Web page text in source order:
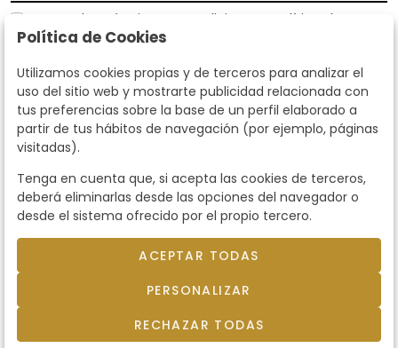
Acepto los Términos y Condiciones
Política de
privacidad
Según la LOPD y disposiciones de desarrollo, informamos que sus
datos personales serán tratados por parte de Subastas Segre con la
finalidad de gestionar la relación comercial. Puede ejercitar los
derechos de acceso, rectificación, cancelación, oposición y demás
derechos en los términos establecidos en la normativa vigente
dirigiéndote a nosotros. Asimismo, nos puede solicitar el envío de
llamando al teléfono 915159584 o enviando un e-mail a
info@subastassegre.es
Este sitio está protegido por reCAPTCHA y se aplican la
Términos de servicio de Google.
© 2026
Desarrollado por Labelgrup Networks.
Política de Cookies
Utilizamos cookies propias y de terceros para analizar el
uso del sitio web y mostrarte publicidad relacionada con
tus preferencias sobre la base de un perfil elaborado a
partir de tus hábitos de navegación (por ejemplo, páginas
visitadas).
Tenga en cuenta que, si acepta las cookies de terceros,
deberá eliminarlas desde las opciones del navegador o
desde el sistema ofrecido por el propio tercero.
ACEPTAR TODAS
PERSONALIZAR
RECHAZAR TODAS